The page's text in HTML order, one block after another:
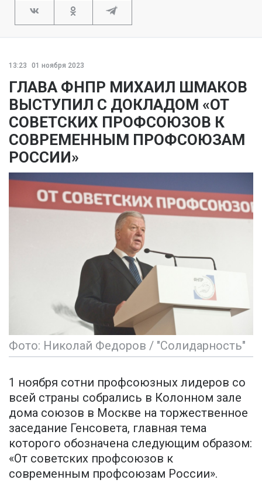
13:23 01 ноября 2023
ГЛАВА ФНПР МИХАИЛ ШМАКОВ
ВЫСТУПИЛ С ДОКЛАДОМ «ОТ
СОВЕТСКИХ ПРОФСОЮЗОВ К
СОВРЕМЕННЫМ ПРОФСОЮЗАМ
РОССИИ»
Фото: Николай Федоров / "Солидарность"
1 ноября сотни профсоюзных лидеров со
всей страны собрались в Колонном зале
дома союзов в Москве на торжественное
заседание Генсовета, главная тема
которого обозначена следующим образом:
«От советских профсоюзов к
современным профсоюзам России».